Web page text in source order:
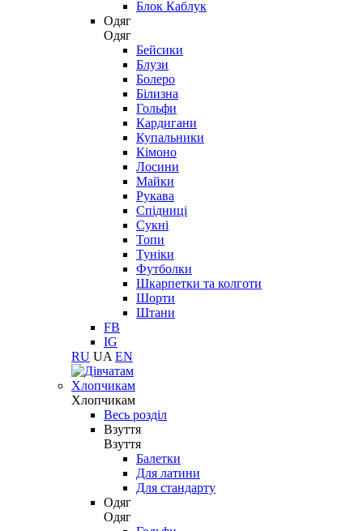
Блок Каблук
Одяг
Одяг
Бейсики
Блузи
Болеро
Білизна
Гольфи
Кардигани
Купальники
Кімоно
Лосини
Майки
Рукава
Спідниці
Сукні
Топи
Туніки
Футболки
Шкарпетки та колготи
Шорти
Штани
FB
IG
RU UA EN
Хлопчикам
Хлопчикам
Весь розділ
Взуття
Взуття
Балетки
Для латини
Для стандарту
Одяг
Одяг